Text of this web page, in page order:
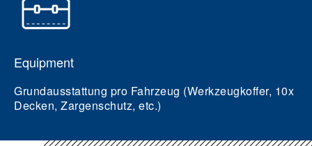
Equipment
Grundausstattung pro Fahrzeug (Werkzeugkoffer, 10x
Decken, Zargenschutz, etc.)